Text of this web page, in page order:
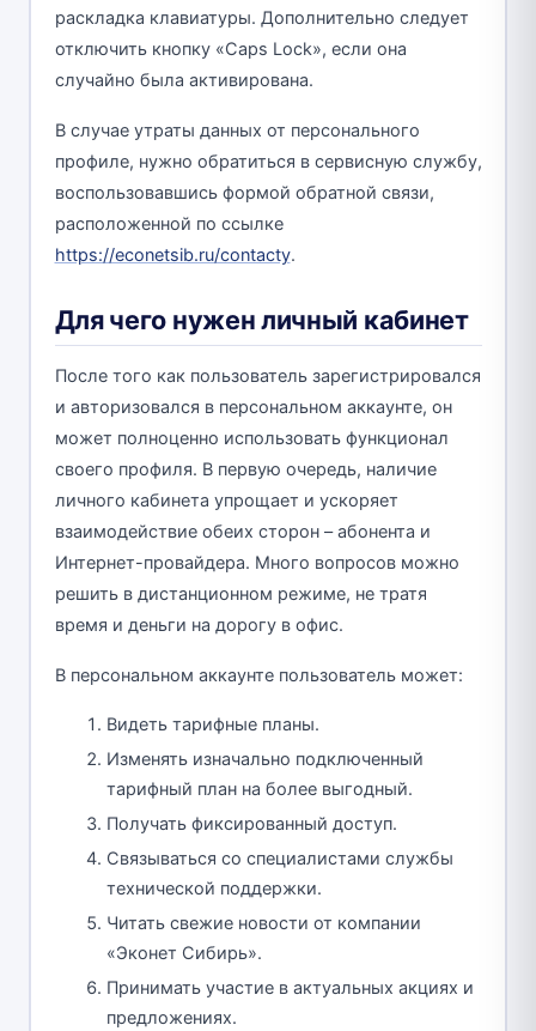
раскладка клавиатуры. Дополнительно следует
отключить кнопку «Caps Lock», если она
случайно была активирована.
В случае утраты данных от персонального
профиле, нужно обратиться в сервисную службу,
воспользовавшись формой обратной связи,
расположенной по ссылке
https://econetsib.ru/contacty.
Для чего нужен личный кабинет
После того как пользователь зарегистрировался
и авторизовался в персональном аккаунте, он
может полноценно использовать функционал
своего профиля. В первую очередь, наличие
личного кабинета упрощает и ускоряет
взаимодействие обеих сторон – абонента и
Интернет-провайдера. Много вопросов можно
решить в дистанционном режиме, не тратя
время и деньги на дорогу в офис.
В персональном аккаунте пользователь может:
Видеть тарифные планы.
Изменять изначально подключенный
тарифный план на более выгодный.
Получать фиксированный доступ.
Связываться со специалистами службы
технической поддержки.
Читать свежие новости от компании
«Эконет Сибирь».
Принимать участие в актуальных акциях и
предложениях.